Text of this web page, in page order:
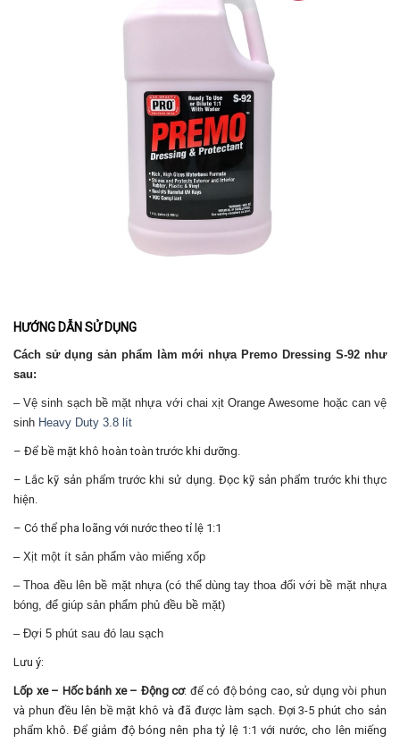
HƯỚNG DẪN SỬ DỤNG
Cách sử dụng sản phẩm làm mới nhựa Premo Dressing S-92 như
sau:
– Vệ sinh sạch bề mặt nhựa với chai xịt Orange Awesome hoặc can vệ
sinh Heavy Duty 3.8 lít
– Để bề mặt khô hoàn toàn trước khi dưỡng.
– Lắc kỹ sản phẩm trước khi sử dụng. Đọc kỹ sản phẩm trước khi thực
hiện.
– Có thể pha loãng với nước theo tỉ lệ 1:1
– Xịt một ít sản phẩm vào miếng xốp
– Thoa đều lên bề mặt nhựa (có thể dùng tay thoa đối với bề mặt nhựa
bóng, để giúp sản phẩm phủ đều bề mặt)
– Đợi 5 phút sau đó lau sạch
Lưu ý:
Lốp xe – Hốc bánh xe – Động cơ: để có độ bóng cao, sử dụng vòi phun
và phun đều lên bề mặt khô và đã được làm sạch. Đợi 3-5 phút cho sản
phẩm khô. Để giảm độ bóng nên pha tỷ lệ 1:1 với nước, cho lên miếng